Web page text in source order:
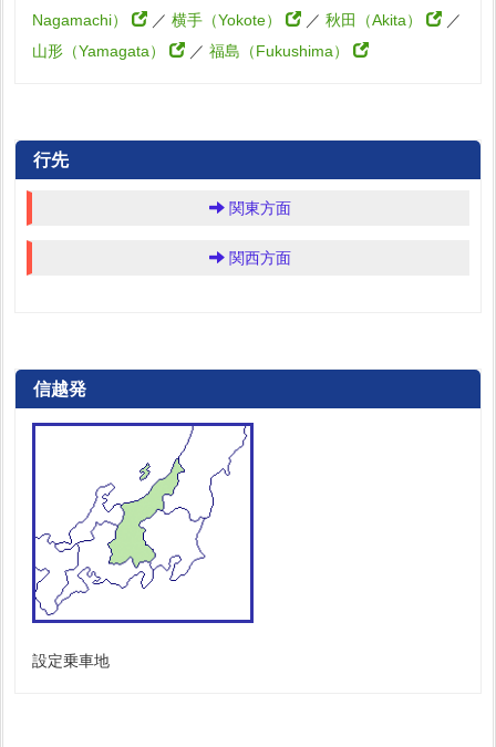
Nagamachi）
／ 横手（Yokote） ／ 秋田（Akita）
／
山形（Yamagata）
／ 福島（Fukushima）
行先
関東方面
関西方面
信越発
設定乗車地